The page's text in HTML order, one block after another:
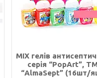
MIX гелів
серія “PopArt”,
“AlmaSept” (16шт/